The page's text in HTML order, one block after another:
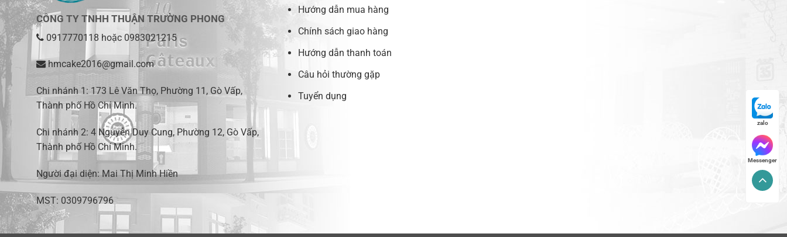
CÔNG TY TNHH THUẬN TRƯỜNG PHONG
0917770118 hoặc 0983021215
hmcake2016@gmail.com
Chi nhánh 1: 173 Lê Văn Thọ, Phường 11, Gò Vấp,
Thành phố Hồ Chí Minh.
Chi nhánh 2: 4 Nguyễn Duy Cung, Phường 12, Gò Vấp,
Thành phố Hồ Chí Minh.
Người đại diện: Mai Thị Minh Hiền
MST: 0309796796
Hướng dẫn mua hàng
Chính sách giao hàng
Hướng dẫn thanh toán
Câu hỏi thường gặp
Tuyển dụng
zalo
Messenger